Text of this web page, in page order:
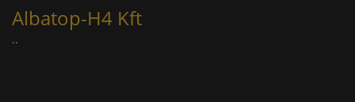
Albatop-H4 Kft
..